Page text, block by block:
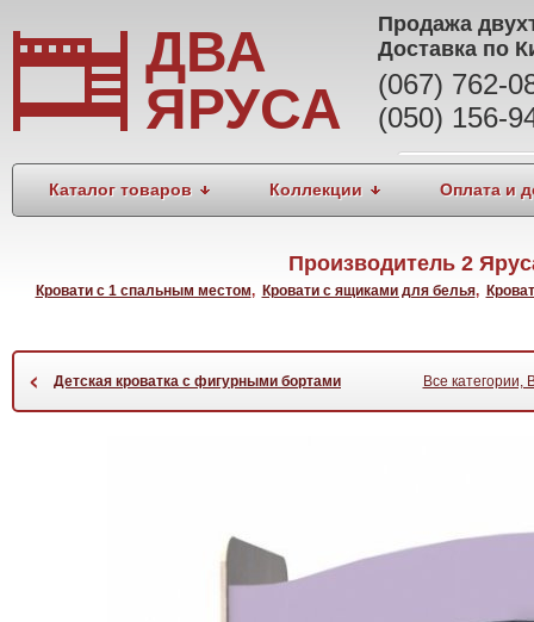
ДВА
ЯРУСА
Продажа
Доставка по
(067) 762-
(050) 156-
Каталог товаров Коллекции Оплата и
Производитель 2
Кровати с 1 спальным местом, Кровати с ящиками для белья,
‹ Детская кроватка с фигурными бортами Все категории,